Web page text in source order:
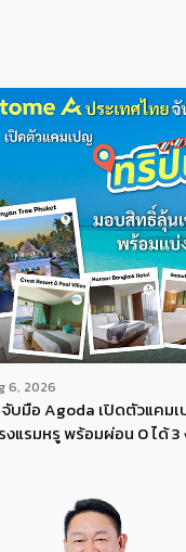
6, 2026
จับมือ Agoda เปิดตัวแค
แรมหรู พร้อมผ่อน 0 ได้